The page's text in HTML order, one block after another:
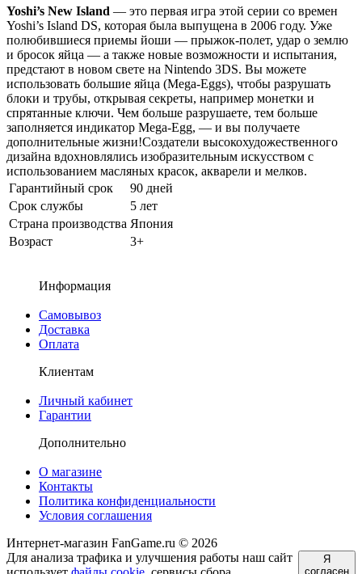
Yoshi’s New Island — это первая игра этой серии со времен
Yoshi’s Island DS, которая была выпущена в 2006 году. Уже
полюбившиеся приемы йоши — прыжок-полет, удар о землю
и бросок яйца — а также новые возможности и испытания,
предстают в новом свете на Nintendo 3DS. Вы можете
использовать большие яйца (Mega-Eggs), чтобы разрушать
блоки и трубы, открывая секреты, например монетки и
спрятанные ключи. Чем больше разрушаете, тем больше
заполняется индикатор Mega-Egg, — и вы получаете
дополнительные жизни!Создатели высокохудожественного
дизайна вдохновлялись изобразительным искусством с
использованием масляных красок, акварели и мелков.
Гарантийный срок
90 дней
Срок службы
5 лет
Страна производства Япония
Возраст
3+
Информация
Самовывоз
Доставка
Оплата
Клиентам
Личный кабинет
Гарантии
Дополнительно
О магазине
Контакты
Политика конфиденциальности
Условия соглашения
Интернет-магазин FanGame.ru © 2026
Для анализа трафика и улучшения работы наш сайт
Я
согласен